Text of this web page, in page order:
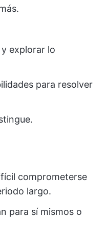
explorar lo
para resolver
comprometerse
largo.
para sí mismos o